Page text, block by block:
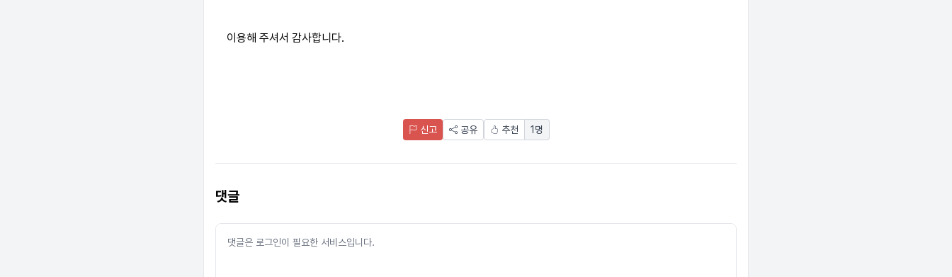
이용해 주셔서 감사합니다.
신고 공유 추천 1 명
댓글